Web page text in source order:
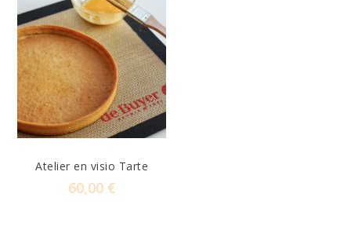
Atelier en visio Tarte
60,00 €